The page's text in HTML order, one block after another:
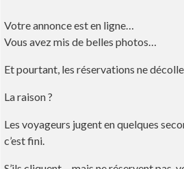
Votre annonce est en ligne…
Vous avez mis de belles photos…
Et pourtant, les réservations ne
La raison ?
Les voyageurs jugent en quelques
c’est fini.